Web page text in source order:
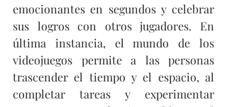
emocionantes en segundos y celebrar
sus logros con otros jugadores. En
última instancia, el mundo de los
videojuegos permite a las personas
trascender el tiempo y el espacio, al
completar tareas y experimentar